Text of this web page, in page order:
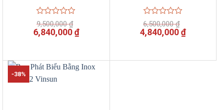
Được
xếp
hạng
sao
9,500,000₫
Giá
gốc
9,500,000 ₫.
6,840,000₫Giá
hiện
là:
6,840,000 ₫.
Được
xếp
hạng
sao
6,500,000₫
Giá
gốc
6,500,000 ₫.
4,840,000₫Giá
hiện
là:
-38%